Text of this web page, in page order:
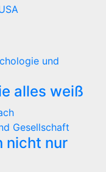
und
alles weiß
Gesellschaft
nicht nur